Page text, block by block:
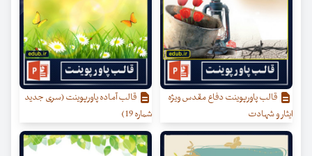
قالب پاورپوینت دفاع مقدس ویژه
ایثار و شهادت
قالب آماده پاورپوینت (سری جدید
شماره 19)